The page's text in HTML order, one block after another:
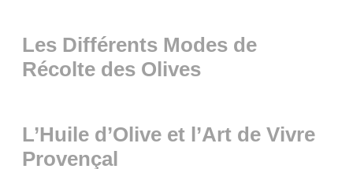
Les Différents Modes de
Récolte des Olives
L’Huile d’Olive et l’Art de Vivre
Provençal